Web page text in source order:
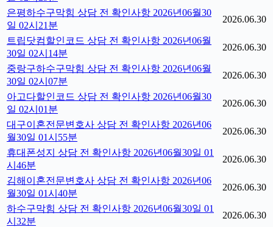
은평하수구막힘 상담 전 확인사항 2026년06월30
일 02시21분
2026.06.30
트립닷컴할인코드 상담 전 확인사항 2026년06월
30일 02시14분
2026.06.30
중랑구하수구막힘 상담 전 확인사항 2026년06월
30일 02시07분
2026.06.30
아고다할인코드 상담 전 확인사항 2026년06월30
일 02시01분
2026.06.30
대구이혼전문변호사 상담 전 확인사항 2026년06
월30일 01시55분
2026.06.30
휴대폰성지 상담 전 확인사항 2026년06월30일 01
시46분
2026.06.30
김해이혼전문변호사 상담 전 확인사항 2026년06
월30일 01시40분
2026.06.30
하수구막힘 상담 전 확인사항 2026년06월30일 01
시32분
2026.06.30